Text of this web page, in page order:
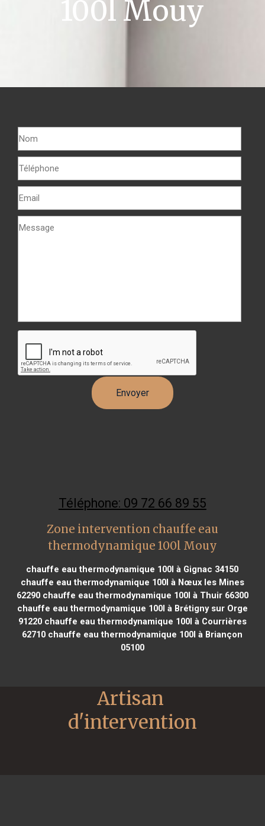
100l Mouy
Téléphone: 09 72 66 89 55
Zone intervention chauffe eau
thermodynamique 100l Mouy
chauffe eau thermodynamique 100l à Gignac 34150
chauffe eau thermodynamique 100l à Nœux les Mines
62290chauffe eau thermodynamique 100l à Thuir 66300
chauffe eau thermodynamique 100l à Brétigny sur Orge
91220chauffe eau thermodynamique 100l à Courrières
62710 chauffe eau thermodynamique 100l à Briançon
05100
Artisan
d'intervention